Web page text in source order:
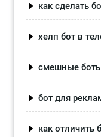
как сделать
хелп бот в
смешные
бот для
как отличить